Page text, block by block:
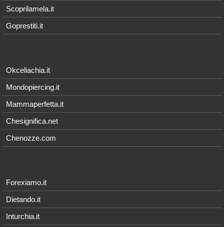
Scoprilamela.it
Goprestiti.it
Okceliachia.it
Mondopiercing.it
Mammaperfetta.it
Chesignifica.net
Chenozze.com
Forexiamo.it
Dietando.it
Inturchia.it